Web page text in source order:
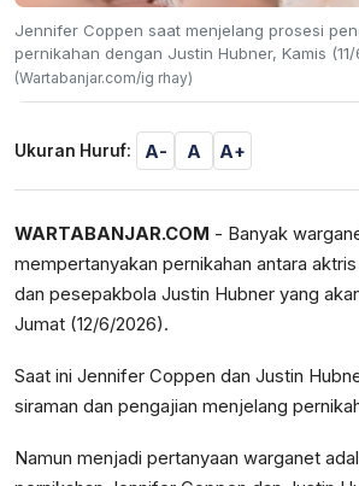
Jennifer Coppen saat menjelang prosesi
pernikahan dengan Justin Hubner, Kamis
(Wartabanjar.com/ig rhay)
Ukuran Huruf: A- A A+
WARTABANJAR.COM - Banyak
mempertanyakan pernikahan antara
dan pesepakbola Justin Hubner yang
Jumat (12/6/2026).
Saat ini Jennifer Coppen dan Justin
siraman dan pengajian menjelang
Namun menjadi pertanyaan warganet